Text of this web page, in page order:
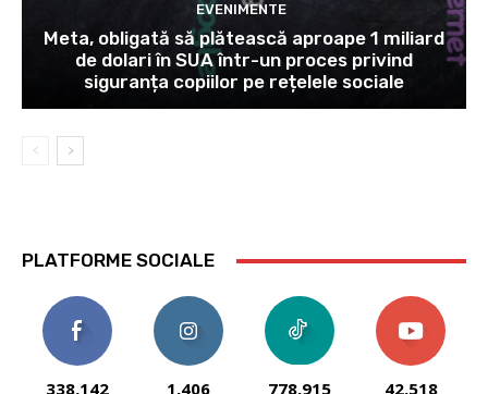
EVENIMENTE
Meta, obligată să plătească aproape 1 miliard
de dolari în SUA într-un proces privind
siguranța copiilor pe rețelele sociale
PLATFORME SOCIALE
338,142
1,406
778,915
42,518